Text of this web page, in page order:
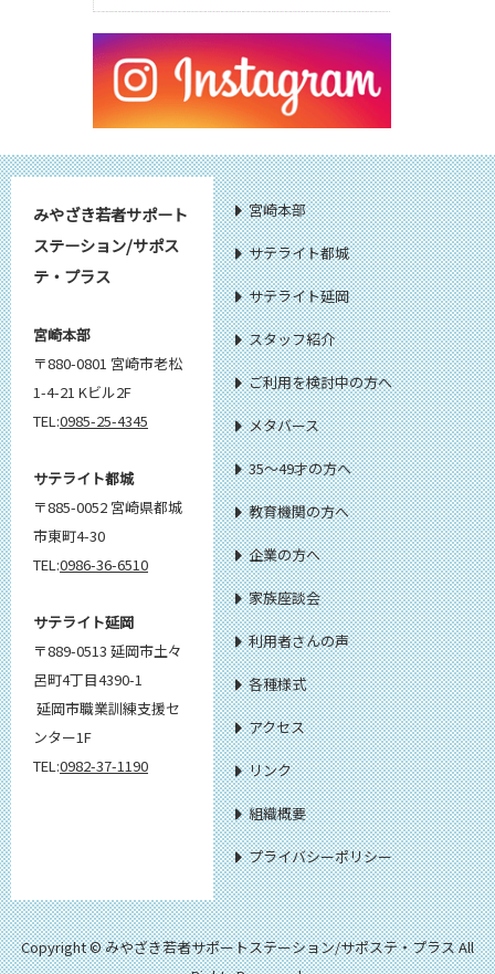
みやざき若者サポート
ステーション/サポス
テ・プラス
宮崎本部
〒880-0801 宮崎市老松
1-4-21 Kビル2F
TEL:0985-25-4345
サテライト都城
〒885-0052 宮崎県都城
市東町4-30
TEL:0986-36-6510
サテライト延岡
〒889-0513 延岡市土々
呂町4丁目4390-1
延岡市職業訓練支援セ
ンター1F
TEL:0982-37-1190
宮崎本部
サテライト都城
サテライト延岡
スタッフ紹介
ご利用を検討中の方へ
メタバース
35～49才の方へ
教育機関の方へ
企業の方へ
家族座談会
利用者さんの声
各種様式
アクセス
リンク
組織概要
プライバシーポリシー
Copyright © みやざき若者サポートステーション/サポステ・プラス All